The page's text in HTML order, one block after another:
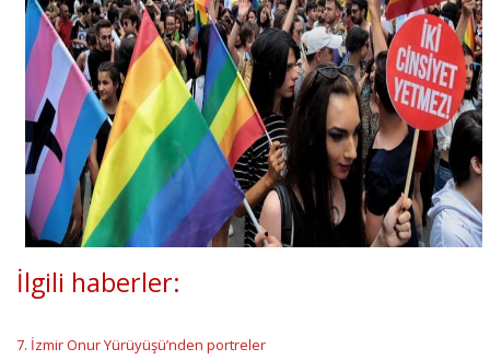
İlgili haberler:
7. İzmir Onur Yürüyüşü’nden portreler